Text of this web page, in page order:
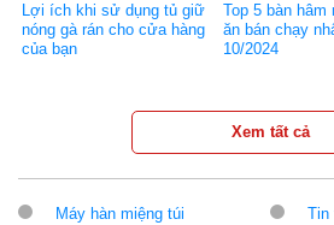
Lợi ích khi sử dụng tủ giữ
nóng gà rán cho cửa hàng
của bạn
Top 5 bàn hâm
ăn bán chạy
10/2024
Xem tất cả
Máy hàn miệng túi
Tin